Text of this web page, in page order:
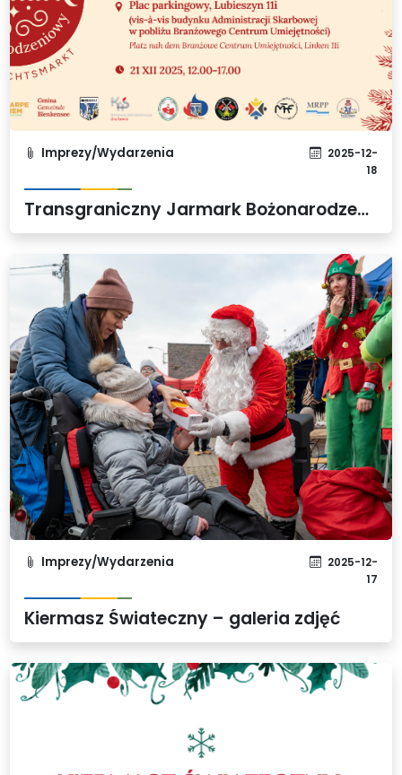
Imprezy/Wydarzenia
2025-12-
18
Transgraniczny Jarmark Bożonarodzeniowy w Lubieszynie
Imprezy/Wydarzenia
2025-12-
17
Kiermasz Świateczny – galeria zdjęć